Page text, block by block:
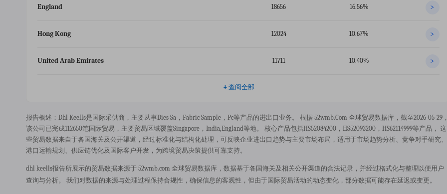
England 18656 16.56% >
Hong Kong 12024 10.67% >
United Arab Emirates 11711 10.40% >
+ 查阅全部
报告概述：dhl Keells是国际采供商，主要从事dies Sa，fabric Sample，pc等产品的进出口业务。 根据 52wmb.com 全球贸易数据库，截至2026-05-29，
该公司已完成112650笔国际贸易，主要贸易区域覆盖singapore，india,england等地。 核心产品包括HS52084200，HS52093200，HS62114999等产品， 这
些贸易数据来自于各国海关及公开渠道，经过标准化与结构化处理，可反映企业进出口趋势与主要市场布局，适用于市场趋势分析、竞争对手研究、
港口运输规划、供应链优化及国际客户开发，为跨境贸易决策提供可靠支持。
dhl keells报告所展示的贸易数据来源于 52wmb.com 全球贸易数据库，数据基于各国海关及相关公开渠道的合法记录，并经过格式化与整理以便用户
查询与分析。 我们对数据的来源与处理过程保持合规性，确保信息的客观性，但由于国际贸易活动的动态变化，部分数据可能存在延迟或变更。